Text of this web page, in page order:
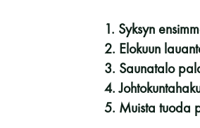
1. Syksyn
2. Elokuun
3. Saunatalo
4.
5. Muista tuoda